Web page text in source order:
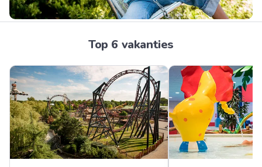
Top 6 vakanties